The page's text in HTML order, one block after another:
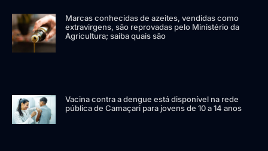
Marcas conhecidas de azeites, vendidas como
extravirgens, são reprovadas pelo Ministério da
Agricultura; saiba quais são
Vacina contra a dengue está disponível na rede
pública de Camaçari para jovens de 10 a 14 anos